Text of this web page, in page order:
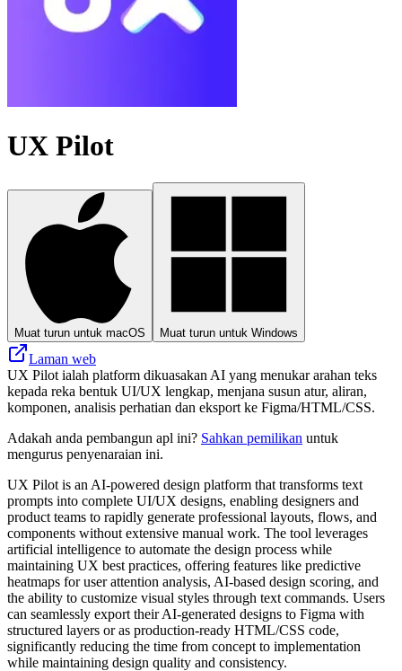
UX Pilot
Muat turun untuk macOS Muat turun untuk Windows
Laman web
UX Pilot ialah platform dikuasakan AI yang menukar arahan teks
kepada reka bentuk UI/UX lengkap, menjana susun atur, aliran,
komponen, analisis perhatian dan eksport ke Figma/HTML/CSS.
Adakah anda pembangun apl ini? Sahkan pemilikan untuk
mengurus penyenaraian ini.
UX Pilot is an AI-powered design platform that transforms text
prompts into complete UI/UX designs, enabling designers and
product teams to rapidly generate professional layouts, flows, and
components without extensive manual work. The tool leverages
artificial intelligence to automate the design process while
maintaining UX best practices, offering features like predictive
heatmaps for user attention analysis, AI-based design scoring, and
the ability to customize visual styles through text commands. Users
can seamlessly export their AI-generated designs to Figma with
structured layers or as production-ready HTML/CSS code,
significantly reducing the time from concept to implementation
while maintaining design quality and consistency.